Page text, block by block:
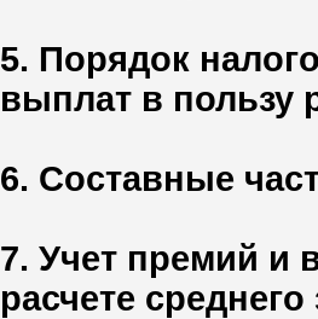
5. Порядок
выплат в пользу
6. Составные
7. Учет премий и
расчете среднего